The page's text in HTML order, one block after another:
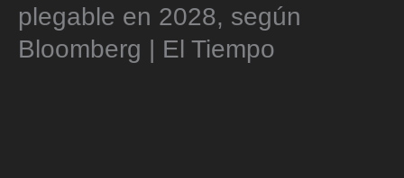
plegable en 2028, según
Bloomberg | El Tiempo